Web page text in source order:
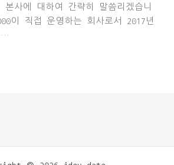
사에 대하여 간략히 말씀리겠습니
이 직접 운영하는 회사로서 2017년
…